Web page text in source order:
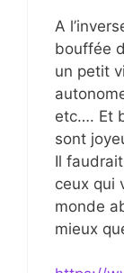
A
bouffée
un petit
etc…. Et
sont
Il
ceux qui
monde
mieux